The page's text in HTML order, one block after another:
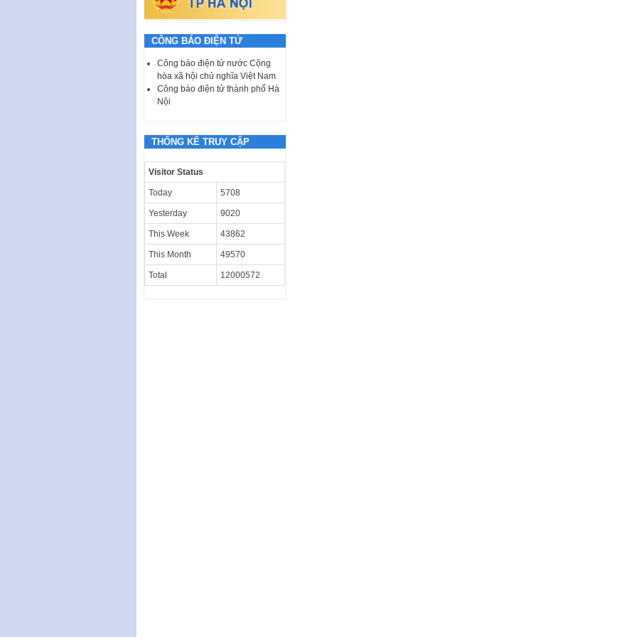
CÔNG BÁO ĐIỆN TỬ
Công báo điện tử nước Cộng
hòa xã hội chủ nghĩa Việt Nam
Công báo điện tử thành phố Hà
Nội
THỐNG KÊ TRUY CẬP
Visitor Status
Today 5708
Yesterday 9020
This Week 43862
This Month 49570
Total 12000572